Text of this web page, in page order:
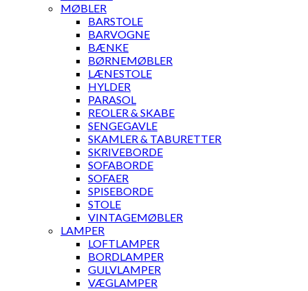
MØBLER
BARSTOLE
BARVOGNE
BÆNKE
BØRNEMØBLER
LÆNESTOLE
HYLDER
PARASOL
REOLER & SKABE
SENGEGAVLE
SKAMLER & TABURETTER
SKRIVEBORDE
SOFABORDE
SOFAER
SPISEBORDE
STOLE
VINTAGEMØBLER
LAMPER
LOFTLAMPER
BORDLAMPER
GULVLAMPER
VÆGLAMPER